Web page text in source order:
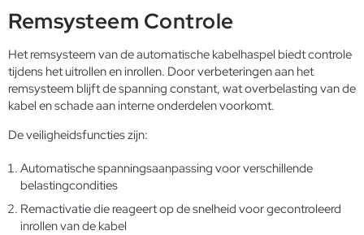
Remsysteem Controle
Het remsysteem van de automatische kabelhaspel biedt controle
tijdens het uitrollen en inrollen. Door verbeteringen aan het
remsysteem blijft de spanning constant, wat overbelasting van de
kabel en schade aan interne onderdelen voorkomt.
De veiligheidsfuncties zijn:
Automatische spanningsaanpassing voor verschillende
belastingcondities
Remactivatie die reageert op de snelheid voor gecontroleerd
inrollen van de kabel